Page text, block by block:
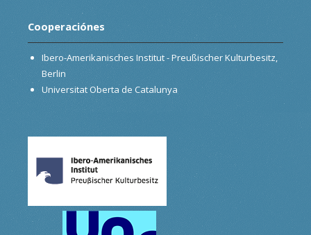
Cooperaciónes
Ibero-Amerikanisches Institut - Preußischer Kulturbesitz,
Berlin
Universitat Oberta de Catalunya